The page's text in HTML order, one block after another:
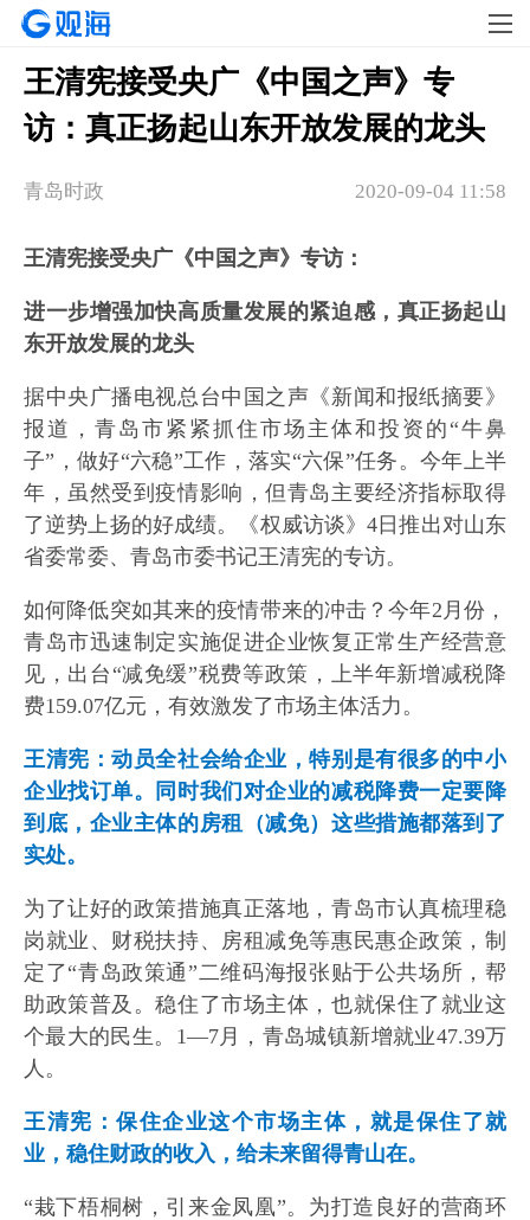
王清宪接受央广《中国之声》专
访：真正扬起山东开放发展的龙头
2020-09-04 11:58
青岛时政
王清宪接受央广《中国之声》专访：
进一步增强加快高质量发展的紧迫感，真正扬起山
东开放发展的龙头
据中央广播电视总台中国之声《新闻和报纸摘要》
报道，青岛市紧紧抓住市场主体和投资的“牛鼻
子”，做好“六稳”工作，落实“六保”任务。今年上半
年，虽然受到疫情影响，但青岛主要经济指标取得
了逆势上扬的好成绩。《权威访谈》4日推出对山东
省委常委、青岛市委书记王清宪的专访。
如何降低突如其来的疫情带来的冲击？今年2月份，
青岛市迅速制定实施促进企业恢复正常生产经营意
见，出台“减免缓”税费等政策，上半年新增减税降
费159.07亿元，有效激发了市场主体活力。
王清宪：动员全社会给企业，特别是有很多的中小
企业找订单。同时我们对企业的减税降费一定要降
到底，企业主体的房租（减免）这些措施都落到了
实处。
为了让好的政策措施真正落地，青岛市认真梳理稳
岗就业、财税扶持、房租减免等惠民惠企政策，制
定了“青岛政策通”二维码海报张贴于公共场所，帮
助政策普及。稳住了市场主体，也就保住了就业这
个最大的民生。1—7月，青岛城镇新增就业47.39万
人。
王清宪：保住企业这个市场主体，就是保住了就
业，稳住财政的收入，给未来留得青山在。
“栽下梧桐树，引来金凤凰”。为打造良好的营商环